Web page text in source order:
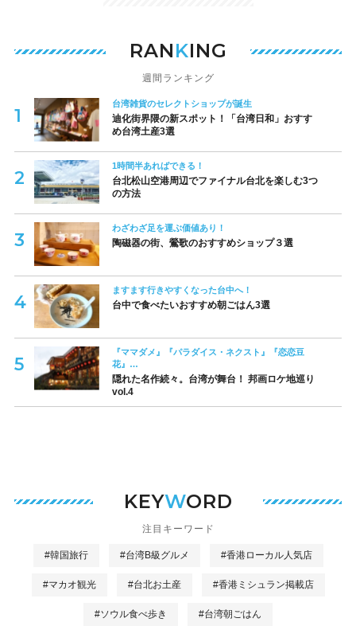
RANKING
週間ランキング
台湾雑貨のセレクトショップが誕生
迪化街界隈の新スポット！「台湾日和」おすす
め台湾土産3選
1時間半あればできる！
台北松山空港周辺でファイナル台北を楽しむ3つ
の方法
わざわざ足を運ぶ価値あり！
陶磁器の街、鶯歌のおすすめショップ３選
ますます行きやすくなった台中へ！
台中で食べたいおすすめ朝ごはん3選
『ママダメ』『パラダイス・ネクスト』『恋恋豆
花』…
隠れた名作続々。台湾が舞台！ 邦画ロケ地巡り
vol.4
KEYWORD
注目キーワード
#韓国旅行 #台湾B級グルメ #香港ローカル人気店
#マカオ観光 #台北お土産 #香港ミシュラン掲載店
#ソウル食べ歩き #台湾朝ごはん